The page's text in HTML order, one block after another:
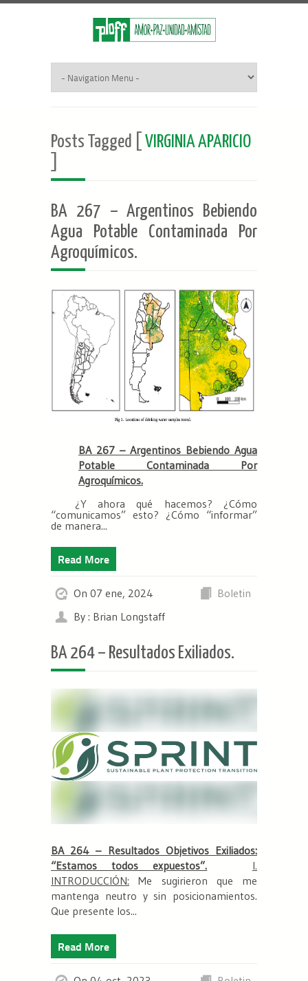
Posts Tagged [ VIRGINIA APARICIO
BA 267 – Argentinos Bebiendo
Agua Potable Contaminada Por
Agroquímicos.
BA 267 – Argentinos Bebiendo Agua
Potable Contaminada Por
Agroquímicos.
¿Y ahora qué hacemos? ¿Cómo
“comunicamos” esto? ¿Cómo “informar”
de manera...
Read More
On 07 ene, 2024
Boletin
By : Brian Longstaff
BA 264 – Resultados Exiliados.
BA 264 – Resultados Objetivos Exiliados:
“Estamos todos expuestos”.
I.
INTRODUCCIÓN: Me sugirieron que me
mantenga neutro y sin posicionamientos.
Que presente los...
Read More